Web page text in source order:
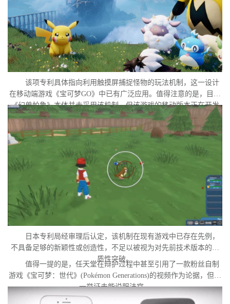
该项专利具体指向利用触摸屏捕捉怪物的玩法机制，这一设计
在移动端游戏《宝可梦GO》中已有广泛应用。值得注意的是，目前
《幻兽帕鲁》本体并未采用该机制，但该游戏的移动版本正在开发
中。外界普遍认为，这很可能是任天堂在当前时间点针对此项专利
发起诉讼的直接原因。
日本专利局经审理后认定，该机制在现有游戏中已存在先例，
不具备足够的新颖性或创造性，不足以被视为对先前技术版本的实
质性突破。
值得一提的是，任天堂在辩护过程中甚至引用了一款粉丝自制
游戏《宝可梦：世代》(Pokémon Generations)的视频作为论据，但这
一举证未能说服法官。